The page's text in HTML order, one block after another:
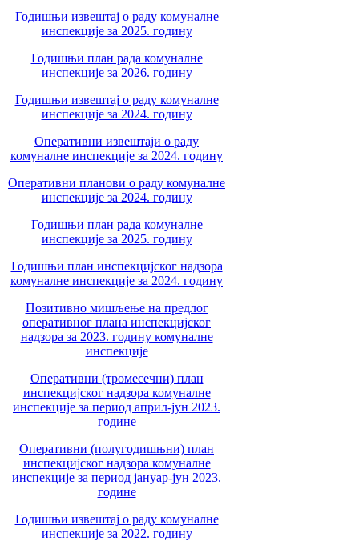
Годишњи извештај о раду комуналне
инспекције за 2025. годину
Годишњи план рада комуналне
инспекције за 2026. годину
Годишњи извештај о раду комуналне
инспекције за 2024. годину
Оперативни извештаји о раду
комуналне инспекције за 2024. годину
Оперативни планови о раду комуналне
инспекције за 2024. годину
Годишњи план рада комуналне
инспекције за 2025. годину
Годишњи план инспекцијског надзора
комуналне инспекције за 2024. годину
Позитивно мишљење на предлог
оперативног плана инспекцијског
надзора за 2023. годину комуналне
инспекције
Оперативни (тромесечни) план
инспекцијског надзора комуналне
инспекције за период април-јун 2023.
године
Оперативни (полугодишњни) план
инспекцијског надзора комуналне
инспекције за период јануар-јун 2023.
године
Годишњи извештај о раду комуналне
инспекције за 2022. годину